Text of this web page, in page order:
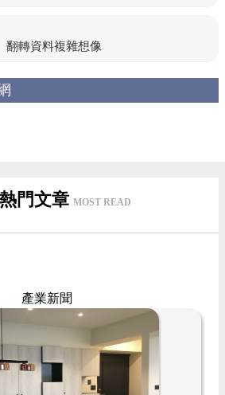
轉資料複雜想像
熱門文章 MOST READ
產業新聞